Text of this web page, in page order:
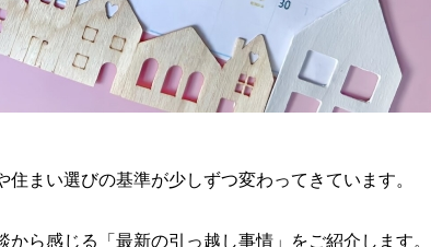
まい選びの基準が少しずつ変わってきています。
ら感じる「最新の引っ越し事情」をご紹介します。